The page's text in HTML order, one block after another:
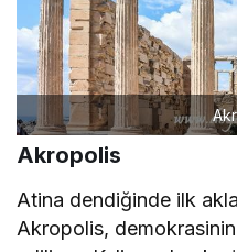
Akropolis
Atina dendiğinde ilk
Akropolis,